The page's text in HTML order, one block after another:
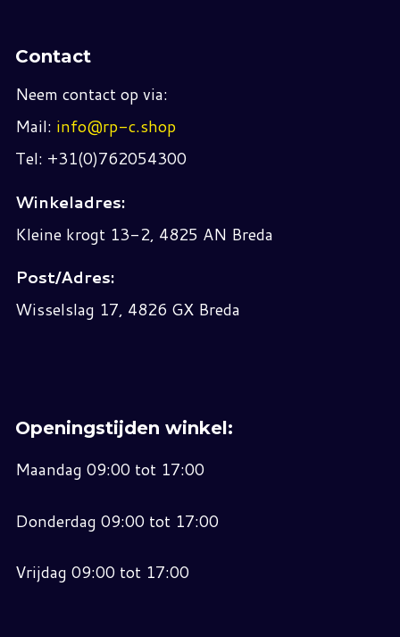
Contact
Neem contact op via:
Mail: info@rp-c.shop
Tel: +31(0)762054300
Winkeladres:
Kleine krogt 13-2, 4825 AN Breda
Post/Adres:
Wisselslag 17, 4826 GX Breda
Openingstijden winkel:
Maandag 09:00 tot 17:00
Donderdag 09:00 tot 17:00
Vrijdag 09:00 tot 17:00